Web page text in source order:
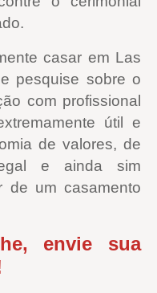
casar em Las
pesquise sobre o
com profissional
útil e
de valores, de
e ainda sim
de um casamento
envie sua